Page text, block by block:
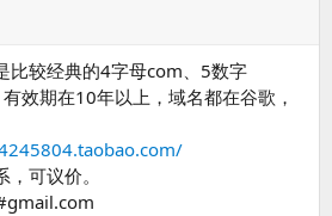
比较经典的4字母com、5数字
效期在10年以上，域名都在谷歌，
可议价。